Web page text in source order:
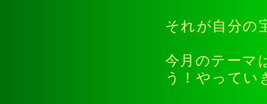
それが自分の
今月のテーマ
う！やって